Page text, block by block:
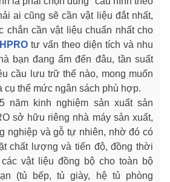
ai cũng sẽ cần vật liệu đắt nhất,
chắn cần vật liệu chuẩn nhất cho
HPRO tư vấn theo diện tích và nhu
bạn đang ẩm đến đâu, tần suất
cầu lưu trữ thế nào, mong muốn
cụ thể mức ngân sách phù hợp.
năm kinh nghiệm sản xuất sản
sở hữu riêng nhà máy sản xuất,
nghiệp và gỗ tự nhiên, nhờ đó có
chất lượng và tiến độ, đồng thời
vật liệu đồng bộ cho toàn bộ
(tủ bếp, tủ giày, hệ tủ phòng